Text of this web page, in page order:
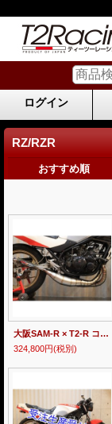
ログイン
RZ/RZR
おすすめ順
大阪SAM-R × T2-R コラボ RZ250R用 ステンレス クロスチャンバー 【 STREET 】
324,800円(税別)